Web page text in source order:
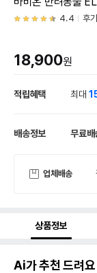
4.4 후
18,900원
적립혜택 최대
배송정보 무료배
업체배송
상품정보
Ai가 추천 드려요